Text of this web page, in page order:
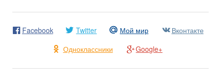
Facebook Twitter Мой мир
Вконтакте
Одноклассники
Google+